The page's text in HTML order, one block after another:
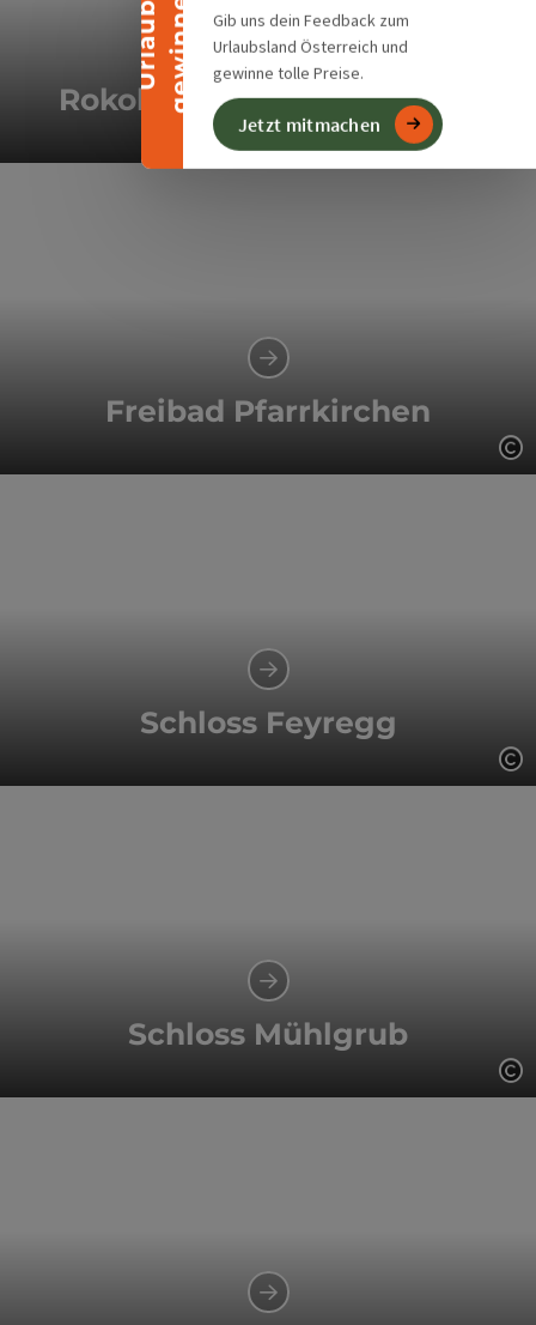
U
r
l
a
u
b
g
e
w
i
n
n
en
Gib uns dein Feedback zum
Urlaubsland Österreich und
gewinne tolle Preise.
Jetzt mitmachen
Rokokokirche Pfarrkirchen
Freibad Pfarrkirchen
Schloss Feyregg
Schloss Mühlgrub